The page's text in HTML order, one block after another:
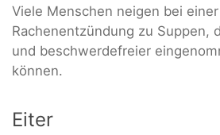
Viele Menschen neigen bei einer
Rachenentzündung zu Suppen,
und beschwerdefreier
können.
Eiter